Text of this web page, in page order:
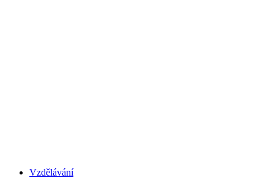
Vzdělávání